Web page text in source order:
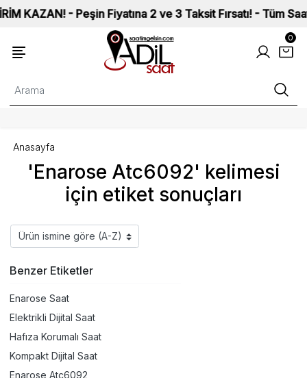
KAZAN! - Peşin Fiyatına 2 ve 3 Taksit Fırsatı! - Tüm
0
'Enarose Atc6092' kelimesi
için etiket sonuçları
Anasayfa
Benzer Etiketler
Enarose Saat
Elektrikli Dijital Saat
Hafıza Korumalı Saat
Kompakt Dijital Saat
Enarose Atc6092